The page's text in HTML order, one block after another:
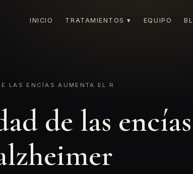
INICIO TRATAMIENTOS ▾ EQUIPO
LAS ENCÍAS AUMENTA EL R
de las